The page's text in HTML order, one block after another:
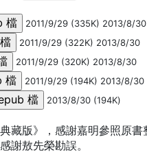
2011/9/29 (335K) 2013/8/30
2011/9/29 (322K) 2013/8/30
2011/9/29 (320K) 2013/8/30
2011/9/29 (194K) 2013/8/30
2013/8/30 (194K)
藏版》，感謝嘉明參照原書
謝敖先榮勘誤。